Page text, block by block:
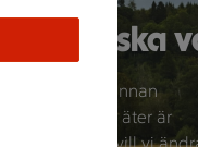
Välj svenska
du att varannan
vi svenskar äter är